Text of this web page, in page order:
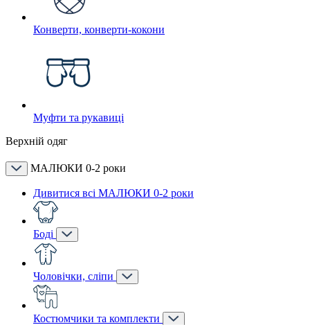
Конверти, конверти-кокони
Муфти та рукавиці
Верхній одяг
МАЛЮКИ 0-2 роки
Дивитися всі МАЛЮКИ 0-2 роки
Боді
Чоловічки, сліпи
Костюмчики та комплекти